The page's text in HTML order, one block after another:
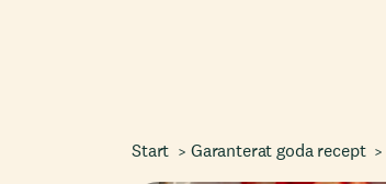
Start Garanterat goda recept